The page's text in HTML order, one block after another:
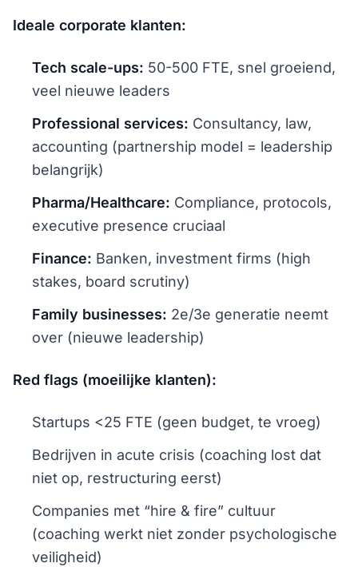
Ideale corporate klanten:
Tech scale-ups: 50-500 FTE, snel groeiend,
veel nieuwe leaders
Professional services: Consultancy, law,
accounting (partnership model = leadership
belangrijk)
Pharma/Healthcare: Compliance, protocols,
executive presence cruciaal
Finance: Banken, investment firms (high
stakes, board scrutiny)
Family businesses: 2e/3e generatie neemt
over (nieuwe leadership)
Red flags (moeilijke klanten):
Startups <25 FTE (geen budget, te vroeg)
Bedrijven in acute crisis (coaching lost dat
niet op, restructuring eerst)
Companies met “hire & fire” cultuur
(coaching werkt niet zonder psychologische
veiligheid)